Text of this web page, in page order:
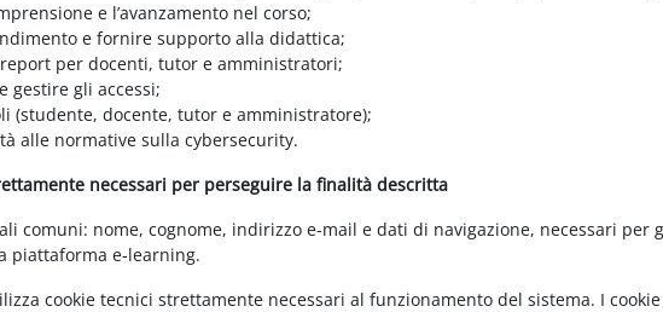
e l’avanzamento nel corso;
e fornire supporto alla didattica;
per docenti, tutor e amministratori;
gestire gli accessi;
(studente, docente, tutor e amministratore);
alle normative sulla cybersecurity.
necessari per perseguire la finalità descritta
comuni: nome, cognome, indirizzo e-mail e dati di navigazione, necessari per
piattaforma e-learning.
cookie tecnici strettamente necessari al funzionamento del sistema. I